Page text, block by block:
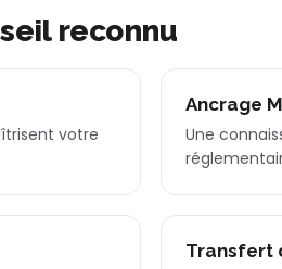
reconnu
votre
Ancrage
Une
Transfert